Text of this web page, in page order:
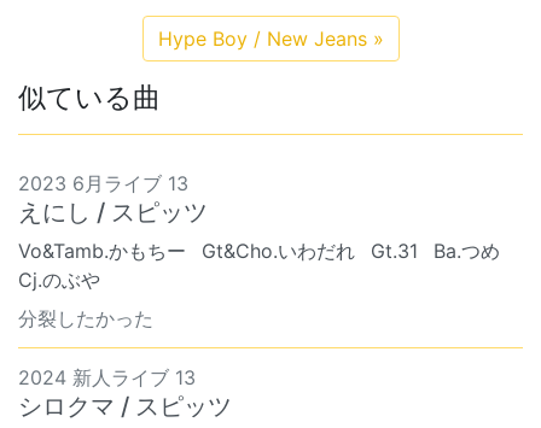
Hype Boy / New Jeans »
似ている曲
2023 6月ライブ 13
えにし / スピッツ
Vo&Tamb.かもちー Gt&Cho.いわだれ Gt.31
Ba.つめ
Cj.のぶや
分裂したかった
2024 新人ライブ 13
シロクマ / スピッツ